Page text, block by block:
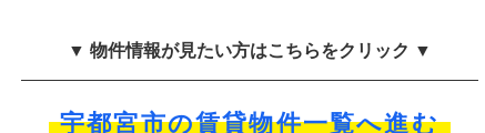
▼ 物件情報が見たい方はこちらをクリック ▼
宇都宮市の賃貸物件一覧へ進む